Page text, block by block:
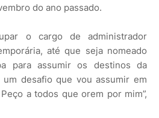
do ano passado.
o cargo de administrador
até que seja nomeado
para assumir os destinos da
um desafio que vou assumir em
a todos que orem por mim”,